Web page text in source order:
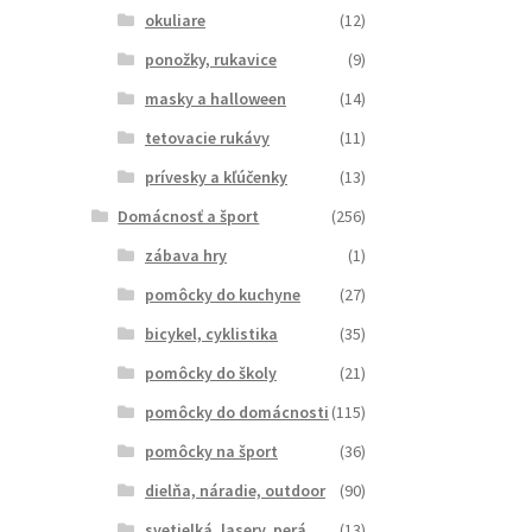
okuliare
(12)
ponožky, rukavice
(9)
masky a halloween
(14)
tetovacie rukávy
(11)
prívesky a kľúčenky
(13)
Domácnosť a šport
(256)
zábava hry
(1)
pomôcky do kuchyne
(27)
bicykel, cyklistika
(35)
pomôcky do školy
(21)
pomôcky do domácnosti (115)
pomôcky na šport
(36)
dielňa, náradie, outdoor
(90)